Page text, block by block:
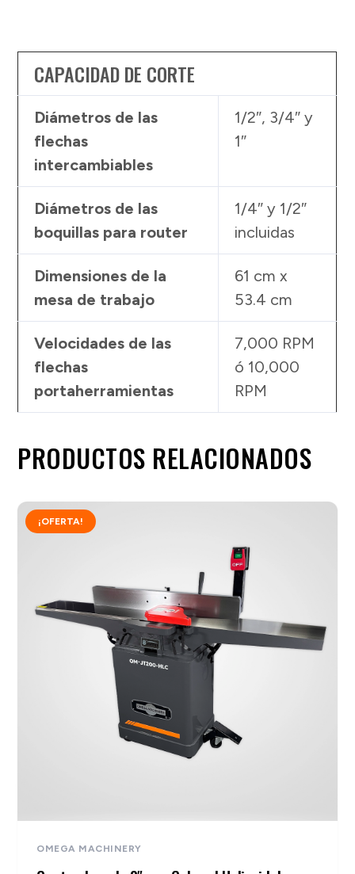
CAPACIDAD DE CORTE
Diámetros de las
flechas
intercambiables
1/2″, 3/4″ y
1″
Diámetros de las
boquillas para router
1/4″ y 1/2″
incluidas
Dimensiones de la
mesa de trabajo
61 cm x
53.4 cm
Velocidades de las
flechas
portaherramientas
7,000 RPM
ó 10,000
RPM
PRODUCTOS RELACIONADOS
¡OFERTA!
OMEGA MACHINERY